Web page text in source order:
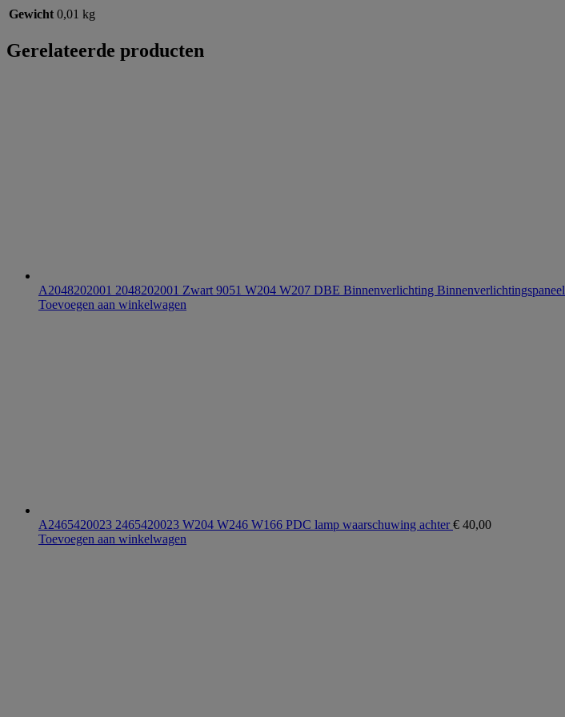
Gewicht 0,01 kg
Gerelateerde producten
A2048202001 2048202001 Zwart 9051 W204 W207 DBE Binnenverlichting Binnenverlichtingspaneel
Toevoegen aan winkelwagen
A2465420023 2465420023 W204 W246 W166 PDC lamp waarschuwing achter€ 40,00
Toevoegen aan winkelwagen